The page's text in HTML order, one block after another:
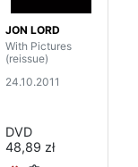
JON LORD
With Pictures
(reissue)
24.10.2011
DVD
48,89 zł